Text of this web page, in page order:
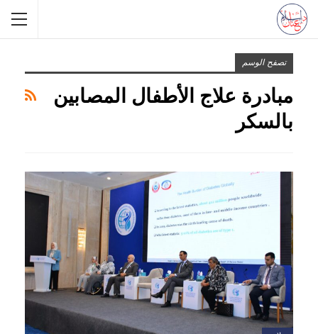
تصفح الوسم
مبادرة علاج الأطفال المصابين
بالسكر